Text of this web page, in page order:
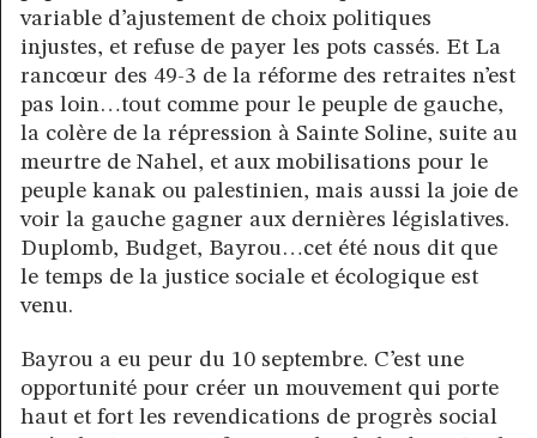
variable d’ajustement de choix politiques
injustes, et refuse de payer les pots cassés. Et La
rancœur des 49-3 de la réforme des retraites n’est
pas loin…tout comme pour le peuple de gauche,
la colère de la répression à Sainte Soline, suite au
meurtre de Nahel, et aux mobilisations pour le
peuple kanak ou palestinien, mais aussi la joie de
voir la gauche gagner aux dernières législatives.
Duplomb, Budget, Bayrou…cet été nous dit que
le temps de la justice sociale et écologique est
venu.
Bayrou a eu peur du 10 septembre. C’est une
opportunité pour créer un mouvement qui porte
haut et fort les revendications de progrès social